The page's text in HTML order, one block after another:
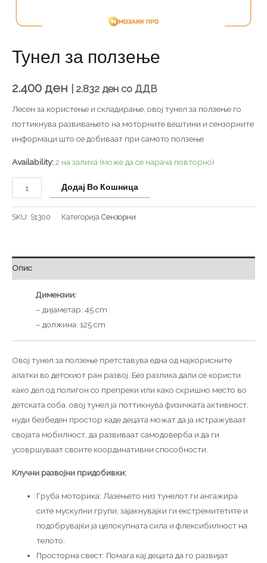
Тунел за ползење
2.400 ден 2.832 ден со ДДВ
Лесен за користење и складирање, овој тунел за ползење го
поттикнува развивањето на моторните вештини и сензорните
информаци што се добиваат при самото ползење
Availability:2 на залиха (може да се нарача повторно)
Додај Во Кошница
SKU: S1300 Категорија Сензорни
Опис
Димензии:
– дијаметар: 45 cm
– должина: 125 cm
Овој тунел за ползење претставува една од најкорисните
алатки во детскиот ран развој. Без разлика дали се користи
како дел од полигон со препреки или како скришно место во
детската соба, овој тунел ја поттикнува физичката активност,
нуди безбеден простор каде децата можат да ја истражуваат
својата мобилност, да развиваат самодоверба и да ги
усовршуваат своите координативни способности.
Клучни развојни придобивки:
Груба моторика: Лазењето низ тунелот ги ангажира
сите мускулни групи, зајакнувајќи ги екстремитетите и
подобрувајќи ја целокупната сила и флексибилност на
телото.
Просторна свест: Помага кај децата да го развијат